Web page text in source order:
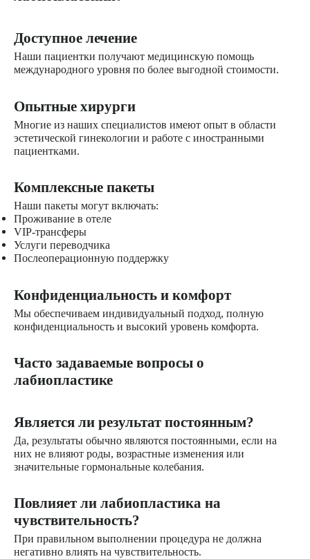
Доступное лечение
Наши пациентки получают медицинскую помощь
международного уровня по более выгодной стоимости.
Опытные хирурги
Многие из наших специалистов имеют опыт в области
эстетической гинекологии и работе с иностранными
пациентками.
Комплексные пакеты
Наши пакеты могут включать:
Проживание в отеле
VIP-трансферы
Услуги переводчика
Послеоперационную поддержку
Конфиденциальность и комфорт
Мы обеспечиваем индивидуальный подход, полную
конфиденциальность и высокий уровень комфорта.
Часто задаваемые вопросы о
лабиопластике
Является ли результат постоянным?
Да, результаты обычно являются постоянными, если на
них не влияют роды, возрастные изменения или
значительные гормональные колебания.
Повлияет ли лабиопластика на
чувствительность?
При правильном выполнении процедура не должна
негативно влиять на чувствительность.